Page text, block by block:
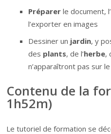
Préparer le document, l’
l’exporter en images
Dessiner un jardin, y
des plants, de l’herbe,
n’apparaîtront pas sur
Contenu de la
1h52m)
Le tutoriel de formation se